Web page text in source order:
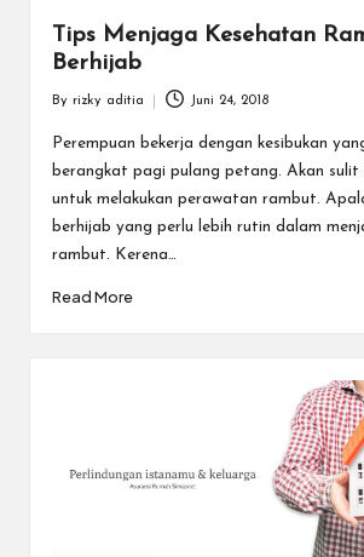
Tips Menjaga Kesehatan
Berhijab
by
By rizky aditia Juni 24, 2018
Perempuan bekerja dengan kesibukan
berangkat pagi pulang petang. Akan sulit
untuk melakukan perawatan rambut.
berhijab yang perlu lebih rutin dalam
rambut. Kerena…
Read More